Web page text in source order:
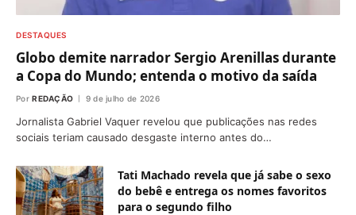
DESTAQUES
Globo demite narrador Sergio Arenillas durante
a Copa do Mundo; entenda o motivo da saída
Por REDAÇÃO 9 de julho de 2026
Jornalista Gabriel Vaquer revelou que publicações nas redes
sociais teriam causado desgaste interno antes do…
Tati Machado revela que já sabe o sexo
do bebê e entrega os nomes favoritos
para o segundo filho